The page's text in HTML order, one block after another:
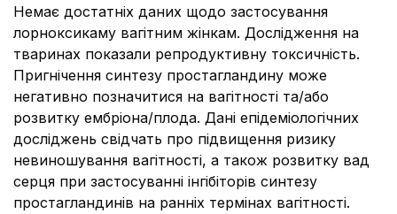
Немає достатніх даних щодо застосування
лорноксикаму вагітним жінкам. Дослідження на
тваринах показали репродуктивну токсичність.
Пригнічення синтезу простагландину може
негативно позначитися на вагітності та/або
розвитку ембріона/плода. Дані епідеміологічних
досліджень свідчать про підвищення ризику
невиношування вагітності, а також розвитку вад
серця при застосуванні інгібіторів синтезу
простагландинів на ранніх термінах вагітності.